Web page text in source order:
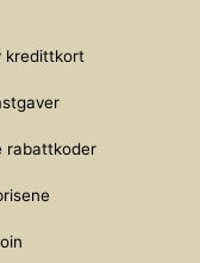
kredittkort
rabattkoder